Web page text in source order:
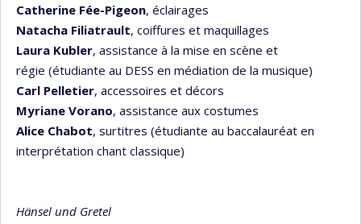
Catherine Fée-Pigeon, éclairages
Natacha Filiatrault, coiffures et maquillages
Laura Kubler, assistance à la mise en scène et
régie (étudiante au DESS en médiation de la musique)
Carl Pelletier, accessoires et décors
Myriane Vorano, assistance aux costumes
Alice Chabot, surtitres (étudiante au baccalauréat en
interprétation chant classique)
Hänsel und Gretel